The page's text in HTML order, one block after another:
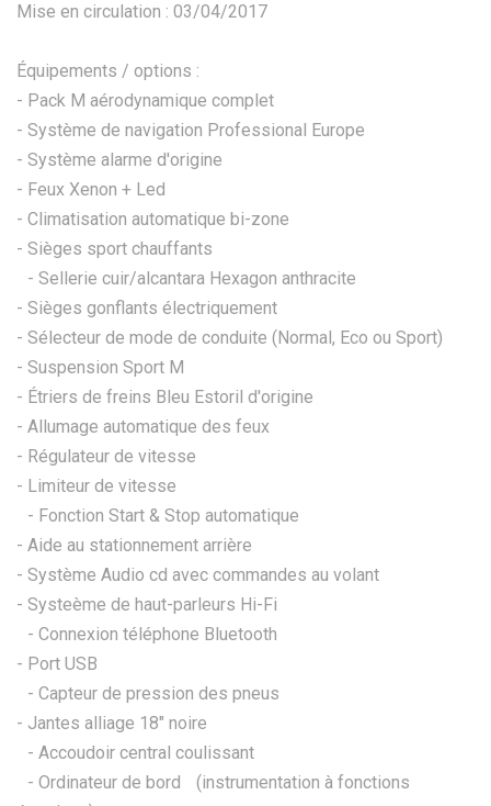
Mise en circulation : 03/04/2017
Équipements / options :
- Pack M aérodynamique complet
- Système de navigation Professional Europe
- Système alarme d'origine
- Feux Xenon + Led
- Climatisation automatique bi-zone
- Sièges sport chauffants
- Sellerie cuir/alcantara Hexagon anthracite
- Sièges gonflants électriquement
- Sélecteur de mode de conduite (Normal, Eco ou Sport)
- Suspension Sport M
- Étriers de freins Bleu Estoril d'origine
- Allumage automatique des feux
- Régulateur de vitesse
- Limiteur de vitesse
- Fonction Start & Stop automatique
- Aide au stationnement arrière
- Système Audio cd avec commandes au volant
- Systeème de haut-parleurs Hi-Fi
- Connexion téléphone Bluetooth
- Port USB
- Capteur de pression des pneus
- Jantes alliage 18" noire
- Accoudoir central coulissant
- Ordinateur de bord (instrumentation à fonctions